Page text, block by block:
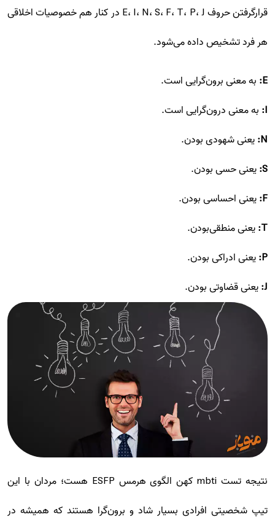
قرارگرفتن حروف E، I، N، S، F، T، P، J در کنار هم خصوصیات اخلاقی
هر فرد تشخیص داده می‌شود.
E: به معنی برون‌گرایی است.
I: به معنی درون‌گرایی است.
N: یعنی شهودی بودن.
S: یعنی حسی بودن.
F: یعنی احساسی بودن.
T: یعنی منطقی‌بودن.
P: یعنی ادراکی بودن.
J: یعنی قضاوتی بودن.
نتیجه تست mbti کهن الگوی هرمس ESFP هست؛ مردان با این
تیپ شخصیتی افرادی بسیار شاد و برون‌گرا هستند که همیشه در